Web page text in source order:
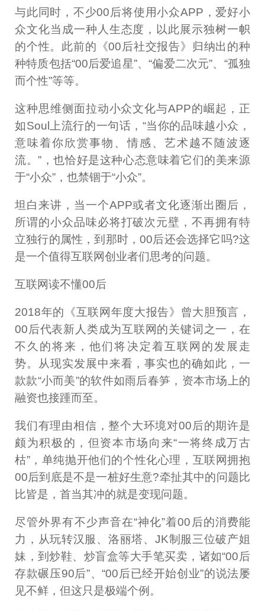
与此同时，不少00后将使用小众APP，爱好小
众文化当成一种人生态度，以此展示独树一帜
的个性。此前的《00后社交报告》归纳出的种
种特质包括“00后爱追星”、“偏爱二次元”、“孤独
而个性”等等。
这种思维侧面拉动小众文化与APP的崛起，正
如Soul上流行的一句话，“当你的品味越小众，
意味着你欣赏事物、情感、艺术越不随波逐
流。”，也恰好是这种心态意味着它们的美来源
于“小众”，也禁锢于“小众”。
坦白来讲，当一个APP或者文化逐渐出圈后，
所谓的小众品味必将打破次元壁，不再拥有特
立独行的属性，到那时，00后还会选择它吗?这
是一个值得互联网创业者们思考的问题。
互联网读不懂00后
2018年的《互联网年度大报告》曾大胆预言，
00后代表新人类成为互联网的关键词之一，在
不久的将来，他们将决定着互联网的发展走
势。从现实发展中来看，事实也的确如此，一
款款“小而美”的软件如雨后春笋，资本市场上的
融资也接踵而至。
我们有理由相信，整个大环境对00后的期许是
颇为积极的，但资本市场向来“一将终成万古
枯”，单纯抛开他们的个性化心理，互联网拥抱
00后到底是不是一桩好生意?牵扯其中的问题比
比皆是，首当其冲的就是变现问题。
尽管外界有不少声音在“神化”着00后的消费能
力，从玩转汉服、洛丽塔、JK制服三位破产姐
妹，到炒鞋、炒盲盒等大手笔买卖，诸如“00后
存款碾压90后”、“00后已经开始创业”的说法屡
见不鲜，但这只是极端个例。